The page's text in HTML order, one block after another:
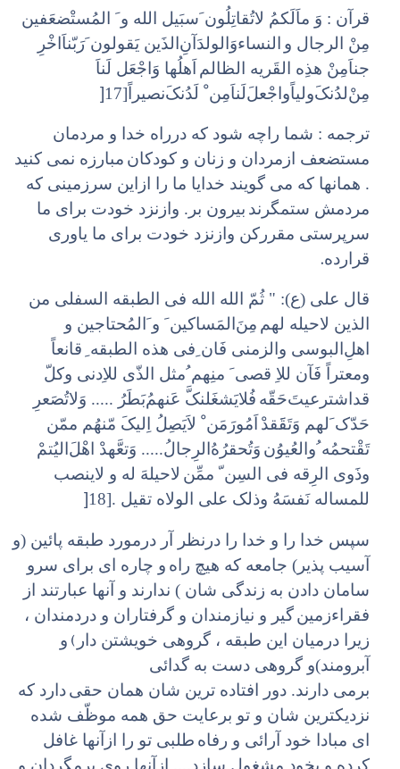
قرآن : وَ ماَلَکمُ‌ لاتُقاتِلُون َ‌سبَیل الله و َ المُستْضعَفین
مِنْ الرجال و النساء‌وَ‌الولدَآنِ‌الذَین یَقولون َ‌رَبّناَ‌اخْرِ
جناَ‌مِنْ هذِه القَریه الظالم اَهلُها وَ‌اجْعَل لَناَ
مِنْ‌لدُنکَ‌ولیاً‌واجْعلَ‌لَناَ‌مِن ْ لَدُنکَ‌نصیراً[17
]
ترجمه : شما راچه شود که درراه خدا و مردمان
مستضعف ازمردان و زنان و کودکان مبارزه نمی کنید
. همانها که می گویند خدایا ما را ازاین سرزمینی که
مردمش ستمگرند بیرون بر. وازنزد خودت برای ما
سرپرستی مقررکن وازنزد خودت برای ما یاوری
قرارده.
قال علی (ع): " ثُمّ الله الله فی الطبقه السفلی من
الذین لاحیله لهم مِنَ‌المَساکین َ‌ و َ‌المُحتاجین و
اهلِ‌البوسی والزمنی فَان ِ‌فی هذه الطبقه ِ قانعاً
ومعتراً‌ فَآن للاِ قصی َ منِهم ُ‌مثل الذّی للاِدنی وکلّ
قداشترعیتَ‌حَقّه فُلایَشغَلنکَّ‌ عَنهمُ‌بَطَرُ ..... وَلاتُصَعرِ
حَدّک َ‌لهم وَتَقََقدْ اَمُورَمَن ْ لاَیَصِلُ اِلیکَ مّنهُم ممّن
تَقْتحمُه ُ‌والعُیوُن وَ‌تُحقرُهُ‌الرِجالُ‌..... وَتعَّهدْ اهْلَ‌الیُتمْ
وذَوی الرِقه فی السِن ّ ممِّن لاحیلهَ له و لاینصب
للمساله نَفسَهُ وذلک علی الولاه تقیل .[18
]
سپس خدا را و خدا را درنظر آر درمورد طبقه پائین (و
آسیب پذیر) جامعه که هیچ راه و چاره ای برای سرو
سامان دادن به زندگی شان ) ندارند و آنها عبارتند از
فقراء‌زمینگیر و نیازمندان و گرفتاران و دردمندان ،
زیرا درمیان این طبقه ، گروهی خویشتن دار ( و
آبرومند)‌و گروهی دست به گدائی
برمی دارند. دور افتاده ترین شان همان حقیدارد که
نزدیکترین شان و تو برعایت حق همه موظّف شده
ای مبادا خود آرائی و رفاه طلبی تو را ازآنها غافل
کرده و بخود مشغول سازد.... ازآنها روی برمگردان و